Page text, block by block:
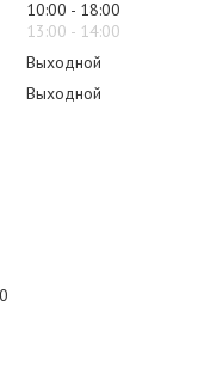
10:00
18:00
13:00
14:00
Выходной
Выходной